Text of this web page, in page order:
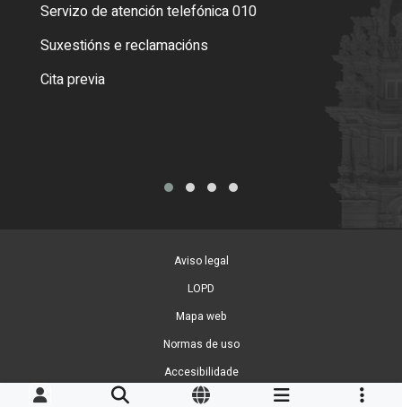
Servizo de atención telefónica 010
Suxestións e reclamacións
Cita previa
Aviso legal
LOPD
Mapa web
Normas de uso
Accesibilidade
Xestión de cookies